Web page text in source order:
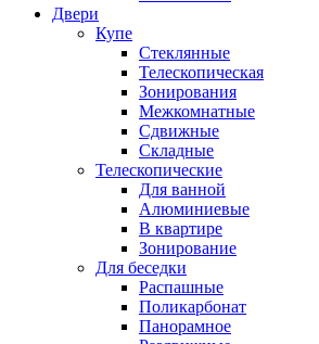
Двери
Купе
Стеклянные
Телескопическая
Зонирования
Межкомнатные
Сдвижные
Складные
Телескопические
Для ванной
Алюминиевые
В квартире
Зонирование
Для беседки
Распашные
Поликарбонат
Панорамное